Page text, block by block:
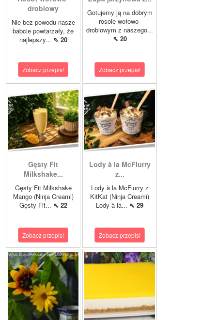
drobiowy
Nie bez powodu nasze
babcie powtarzały, że
najlepszy... ⇖ 20
Zobacz przepis!
Gotujemy ją na dobrym
rosole wołowo-
drobiowym z naszego...
⇖ 20
Zobacz przepis!
Gęsty Fit
Milkshake...
Gęsty Fit Milkshake
Mango (Ninja Creami)
Gęsty Fit... ⇖ 22
Zobacz przepis!
Lody à la McFlurry
z...
Lody à la McFlurry z
KitKat (Ninja Creami)
Lody à la... ⇖ 29
Zobacz przepis!